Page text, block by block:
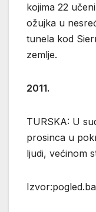
kojima 22
ožujka u
tunela kod
zemlje.
2011.
TURSKA: U
prosinca u
ljudi, većinom
Izvor:pogled.ba